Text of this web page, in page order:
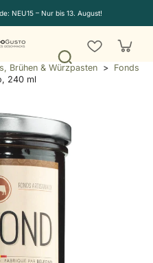
NEU15 – Nur bis 13. August!
Brühen & Würzpasten > Fonds
240 ml